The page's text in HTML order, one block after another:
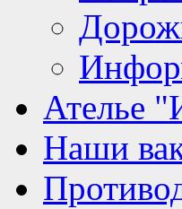
Ателье
Наши